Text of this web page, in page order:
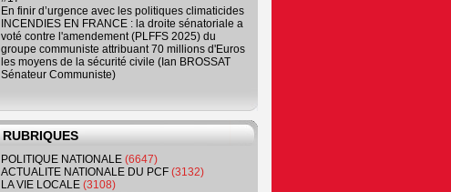
En finir d’urgence avec les politiques climaticides
INCENDIES EN FRANCE : la droite sénatoriale a
voté contre l'amendement (PLFFS 2025) du
groupe communiste attribuant 70 millions d'Euros
les moyens de la sécurité civile (Ian BROSSAT
Sénateur Communiste)
RUBRIQUES
POLITIQUE NATIONALE (6647)
ACTUALITE NATIONALE DU PCF (3132)
LA VIE LOCALE (3108)